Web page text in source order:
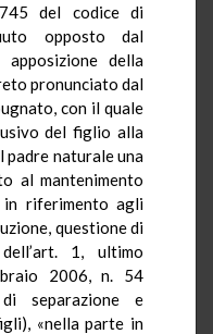
del codice di
opposto dal
della
pronunciato dal
con il quale
del figlio alla
padre naturale una
al mantenimento
riferimento agli
questione di
1, ultimo
2006, n. 54
separazione e
«nella parte in